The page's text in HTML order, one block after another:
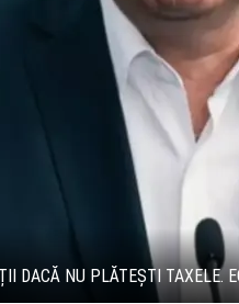
DACĂ NU PLĂTEȘTI TAXELE.